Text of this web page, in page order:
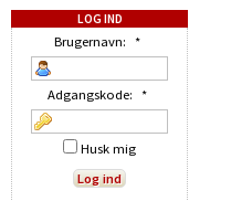
LOG IND
Brugernavn: *
Adgangskode: *
Husk mig